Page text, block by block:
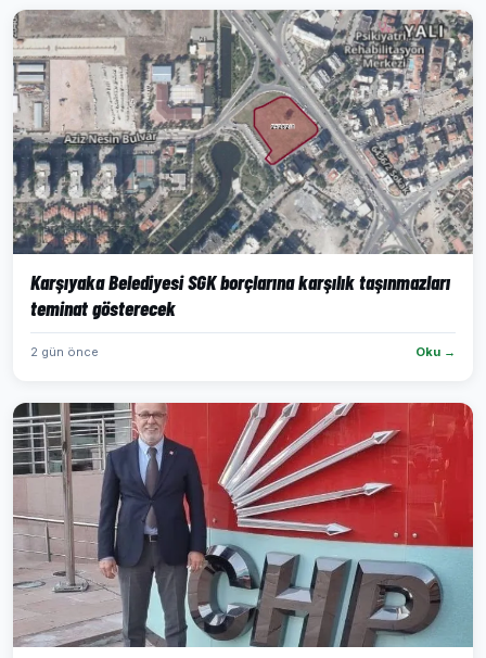
Karşıyaka Belediyesi SGK borçlarına karşılık taşınmazları
teminat gösterecek
2 gün önce Oku →